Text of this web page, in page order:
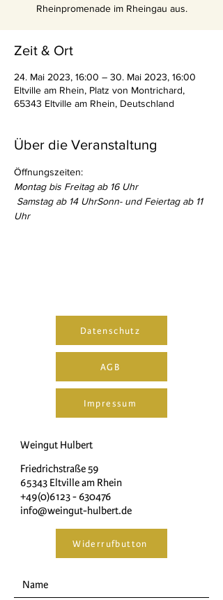
Rheinpromenade im Rheingau aus.
Zeit & Ort
24. Mai 2023, 16:00 – 30. Mai 2023, 16:00
Eltville am Rhein, Platz von Montrichard,
65343 Eltville am Rhein, Deutschland
Über die Veranstaltung
Öffnungszeiten:
Montag bis Freitag ab 16 Uhr
Samstag ab 14 UhrSonn- und Feiertag ab 11
Uhr
Datenschutz
AGB
Impressum
Weingut Hulbert
Friedrichstraße 59
65343 Eltville am Rhein
+49(0)6123 - 630476
info@weingut-hulbert.de
Widerrufbutton